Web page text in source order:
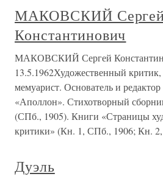
МАКОВСКИЙ
Константинович
МАКОВСКИЙ Сергей
13.5.1962Художественный критик,
мемуарист. Основатель и
«Аполлон». Стихотворный
(СПб., 1905). Книги «Страницы
критики» (Кн. 1, СПб., 1906; Кн.
Дуэль